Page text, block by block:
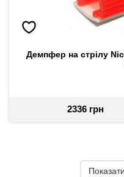
Демпфер на стрілу
2336 грн